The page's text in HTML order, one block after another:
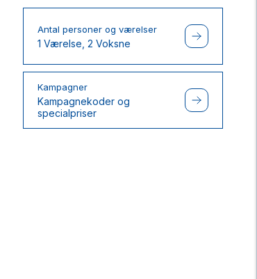
Antal personer og værelser
1 Værelse, 2 Voksne
Kampagner
Kampagnekoder og
specialpriser